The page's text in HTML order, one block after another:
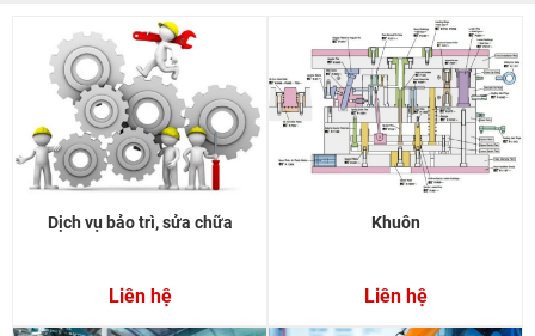
Dịch vụ bảo trì, sửa chữa
Liên hệ
Khuôn
Liên hệ